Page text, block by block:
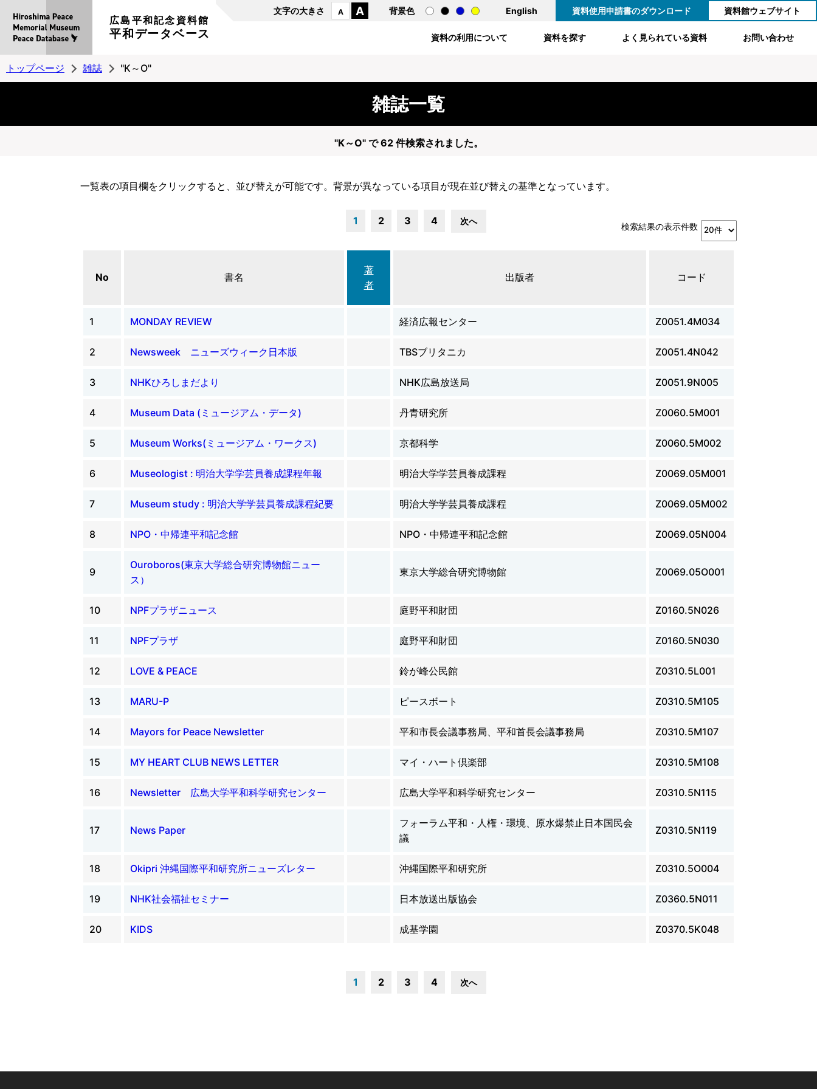
広島平和記念資料館
平和データベース
文字の大きさ A A 背景色 English 資料使用申請書のダウンロード 資料館ウェブサイト
資料の利用について 資料を探す よく見られている資料 お問い合わせ
トップページ 雑誌 "K～O"
雑誌一覧
"K～O" で 62 件検索されました。
一覧表の項目欄をクリックすると、並び替えが可能です。背景が異なっている項目が現在並び替えの基準となっています。
1 2 3 4 次へ
検索結果の表示件数
No 書名
著
者
出版者 コード
1 MONDAY REVIEW 経済広報センター Z0051.4M034
2 Newsweek ニューズウィーク日本版 TBSブリタニカ Z0051.4N042
3 NHKひろしまだより NHK広島放送局 Z0051.9N005
4 Museum Data (ミュージアム・データ) 丹青研究所 Z0060.5M001
5 Museum Works(ミュージアム・ワークス) 京都科学 Z0060.5M002
6 Museologist : 明治大学学芸員養成課程年報 明治大学学芸員養成課程 Z0069.05M001
7 Museum study : 明治大学学芸員養成課程紀要 明治大学学芸員養成課程 Z0069.05M002
8 NPO・中帰連平和記念館 NPO・中帰連平和記念館 Z0069.05N004
9
Ouroboros(東京大学総合研究博物館ニュー
ス）
東京大学総合研究博物館 Z0069.05O001
10 NPFプラザニュース 庭野平和財団 Z0160.5N026
11 NPFプラザ 庭野平和財団 Z0160.5N030
12 LOVE & PEACE 鈴が峰公民館 Z0310.5L001
13 MARU-P ピースボート Z0310.5M105
14 Mayors for Peace Newsletter 平和市長会議事務局、平和首長会議事務局 Z0310.5M107
15 MY HEART CLUB NEWS LETTER マイ・ハート倶楽部 Z0310.5M108
16 Newsletter 広島大学平和科学研究センター 広島大学平和科学研究センター Z0310.5N115
17 News Paper
フォーラム平和・人権・環境、原水爆禁止日本国民会
議
Z0310.5N119
18 Okipri 沖縄国際平和研究所ニューズレター 沖縄国際平和研究所 Z0310.5O004
19 NHK社会福祉セミナー 日本放送出版協会 Z0360.5N011
20 KIDS 成基学園 Z0370.5K048
1 2 3 4 次へ